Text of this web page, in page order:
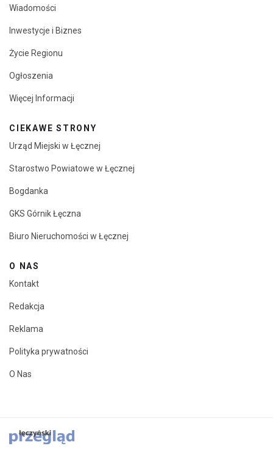
Wiadomości
Inwestycje i Biznes
Życie Regionu
Ogłoszenia
Więcej Informacji
CIEKAWE STRONY
Urząd Miejski w Łęcznej
Starostwo Powiatowe w Łęcznej
Bogdanka
GKS Górnik Łęczna
Biuro Nieruchomości w Łęcznej
O NAS
Kontakt
Redakcja
Reklama
Polityka prywatności
O Nas